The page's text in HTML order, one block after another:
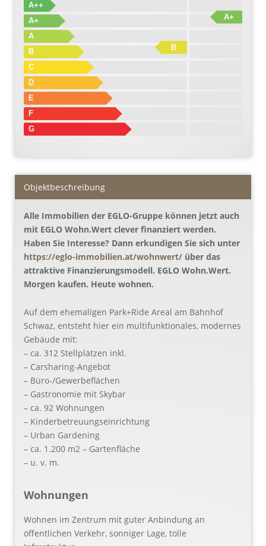
A++
A+
A
B
C
D
E
F
G
A+
B
Objekt­beschreibung
Alle Immobilien der EGLO-Gruppe können jetzt auch
mit EGLO Wohn.Wert clever finanziert werden.
Haben Sie Interesse? Dann erkundigen Sie sich unter
https://eglo-immobilien.at/wohnwert/ über das
attraktive Finanzierungsmodell. EGLO Wohn.Wert.
Morgen kaufen. Heute wohnen.
Auf dem ehemaligen Park+Ride Areal am Bahnhof
Schwaz, entsteht hier ein multifunktionales, modernes
Gebäude mit:
– ca. 312 Stellplätzen inkl.
– Carsharing-Angebot
– Büro-/Gewerbeflächen
– Gastronomie mit Skybar
– ca. 92 Wohnungen
– Kinderbetreuungseinrichtung
– Urban Gardening
– ca. 1.200 m2 – Gartenfläche
– u. v. m.
Wohnungen
Wohnen im Zentrum mit guter Anbindung an
öffentlichen Verkehr, sonniger Lage, tolle